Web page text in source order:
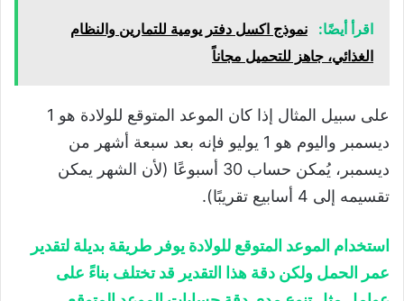
اقرأ أيضًا:
نموذج اكسل دفتر يومية للتمارين والنظام
الغذائي، جاهز للتحميل مجاناً
على سبيل المثال إذا كان الموعد المتوقع للولادة هو 1
ديسمبر واليوم هو 1 يوليو فإنه بعد سبعة أشهر من
ديسمبر، يُمكن حساب 30 أسبوعًا (لأن الشهر يمكن
تقسيمه إلى 4 أسابيع تقريبًا).
استخدام الموعد المتوقع للولادة يوفر طريقة بديلة لتقدير
عمر الحمل ولكن دقة هذا التقدير قد تختلف بناءً على